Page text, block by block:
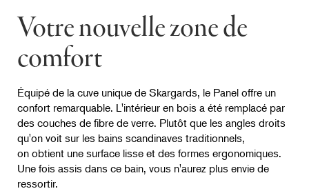
Votre nouvelle zone de
comfort
Équipé de la cuve unique de Skargards, le Panel offre un
confort remarquable. L'intérieur en bois a été remplacé par
des couches de fibre de verre. Plutôt que les angles droits
qu'on voit sur les bains scandinaves traditionnels,
on obtient une surface lisse et des formes ergonomiques.
Une fois assis dans ce bain, vous n'aurez plus envie de
ressortir.